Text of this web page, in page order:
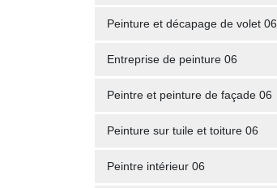
Peinture et décapage de volet 06
Entreprise de peinture 06
Peintre et peinture de façade 06
Peinture sur tuile et toiture 06
Peintre intérieur 06